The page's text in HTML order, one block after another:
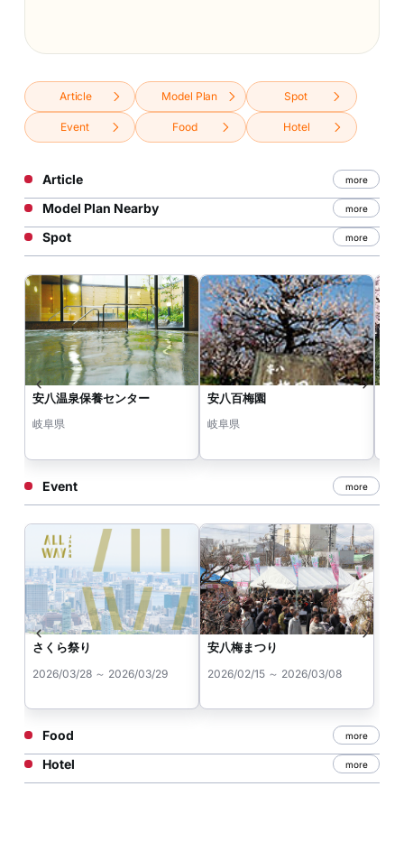
Article Model Plan Spot
Event Food Hotel
Article more
Model Plan Nearby more
Spot more
安八温泉保養センター
岐阜県
安八百梅園
岐阜県
Event more
さくら祭り
2026/03/28 ～ 2026/03/29
安八梅まつり
2026/02/15 ～ 2026/03/08
Food more
Hotel more